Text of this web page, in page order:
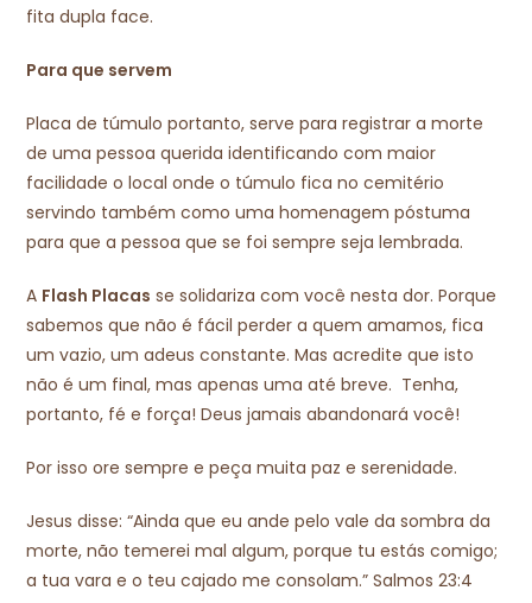
fita dupla face.
Para que servem
Placa de túmulo portanto, serve para registrar a morte
de uma pessoa querida identificando com maior
facilidade o local onde o túmulo fica no cemitério
servindo também como uma homenagem póstuma
para que a pessoa que se foi sempre seja lembrada.
A Flash Placas se solidariza com você nesta dor. Porque
sabemos que não é fácil perder a quem amamos, fica
um vazio, um adeus constante. Mas acredite que isto
não é um final, mas apenas uma até breve. Tenha,
portanto, fé e força! Deus jamais abandonará você!
Por isso ore sempre e peça muita paz e serenidade.
Jesus disse: “Ainda que eu ande pelo vale da sombra da
morte, não temerei mal algum, porque tu estás comigo;
a tua vara e o teu cajado me consolam.” Salmos 23:4